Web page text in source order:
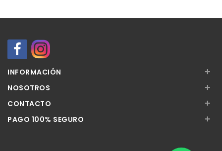
INFORMACIÓN +
NOSOTROS +
CONTACTO +
PAGO 100% SEGURO +